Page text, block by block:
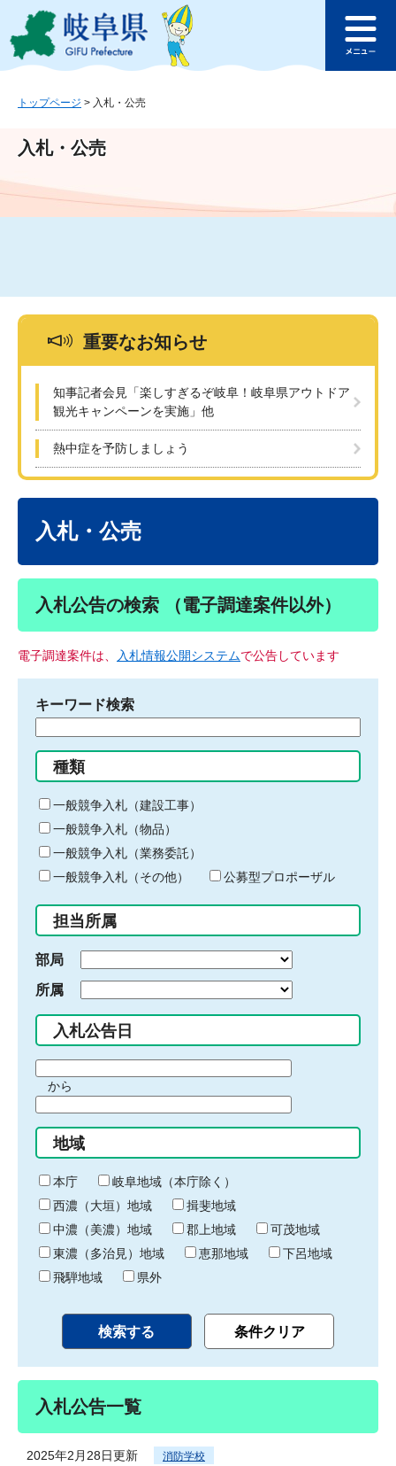
ジ
ュ
文
このページの本文へ
ュ
トップページ > 入札・公売
入札・公売
重要なお知らせ
知事記者会見「楽しすぎるぞ岐阜！岐阜県アウトドア
観光キャンペーンを実施」他
熱中症を予防しましょう
入札・公売
入札公告の検索 （電子調達案件以外）
電子調達案件は、 入札情報公開システムで公告しています
キーワード検索
る
キ
ー
ワ
ー
ド
入
力
種類
一般競争入札（建設工事）
一般競争入札（物品）
一般競争入札（業務委託）
一般競争入札（その他）
公募型プロポーザル
担当所属
部局
所属
入札公告日
間
始
り
から
間
終
わ
り
地域
本庁
岐阜地域（本庁除く）
西濃（大垣）地域
揖斐地域
中濃（美濃）地域
郡上地域
可茂地域
東濃（多治見）地域
恵那地域
下呂地域
飛騨地域
県外
入札公告一覧
2025年2月28日更新 消防学校